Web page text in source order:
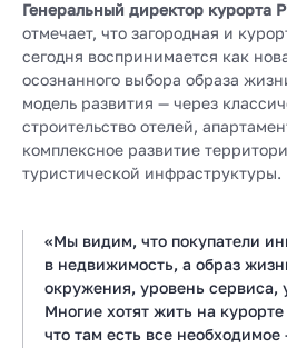
Генеральный директор курорта
отмечает, что загородная и
сегодня воспринимается как
осознанного выбора образа
модель развития — через
строительство отелей,
комплексное развитие
туристической инфраструктуры.
«Мы видим, что покупатели
в недвижимость, а образ
окружения, уровень сервиса,
Многие хотят жить на
что там есть все